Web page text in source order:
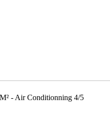
- Air Conditionning 4/5